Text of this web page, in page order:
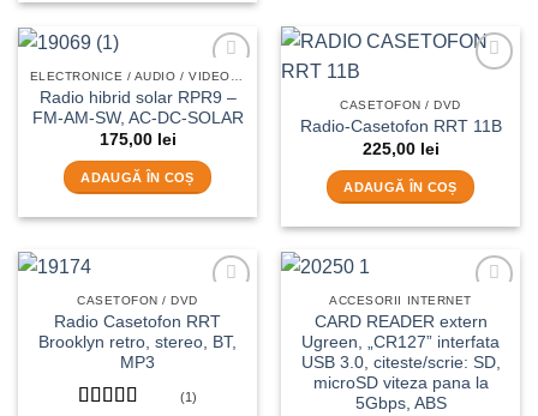
wishlist
ELECTRONICE / AUDIO / VIDEO /HI-FI
Radio hibrid solar RPR9 –
FM-AM-SW, AC-DC-SOLAR
175,00 lei
ADAUGĂ ÎN COȘ
CASETOFON / DVD
Radio-Casetofon RRT 11B
225,00 lei
ADAUGĂ ÎN COȘ
wishlist
CASETOFON / DVD
Radio Casetofon RRT
Brooklyn retro, stereo, BT,
MP3
(1)
wishlist
ACCESORII INTERNET
CARD READER extern
Ugreen, „CR127” interfata
USB 3.0, citeste/scrie: SD,
microSD viteza pana la
5Gbps, ABS